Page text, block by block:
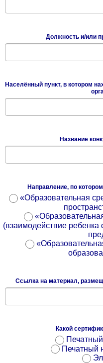
Должность и/или
Населённый пункт, в котором
Название
Направление, по
«Образовательная
(взаимодействие ребенка
Ссылка на материал,
Какой
Печатный